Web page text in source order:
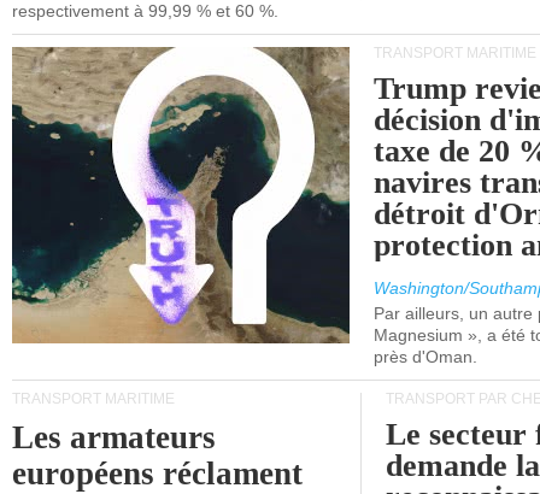
respectivement à 99,99 % et 60 %.
TRANSPORT MARITIME
Trump
décision
taxe de 20
navires
détroit
protection
Washington/
Par ailleurs, un autre
Magnesium », a été
près d'Oman.
TRANSPORT MARITIME
Les armateurs
européens réclament
TRANSPORT PAR
Le
demande la